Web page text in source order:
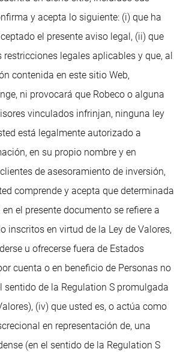
y acepta lo siguiente: (i) que ha
el presente aviso legal, (ii) que
legales aplicables y que, al
contenida en este sitio Web,
ni provocará que Robeco o alguna
vinculados infrinjan, ninguna ley
está legalmente autorizado a
en su propio nombre y en
de asesoramiento de inversión,
comprende y acepta que determinada
el presente documento se refiere a
inscritos en virtud de la Ley de Valores,
u ofrecerse fuera de Estados
cuenta o en beneficio de Personas no
sentido de la Regulation S promulgada
(iv) que usted es, o actúa como
en representación de, una
(en el sentido de la Regulation S